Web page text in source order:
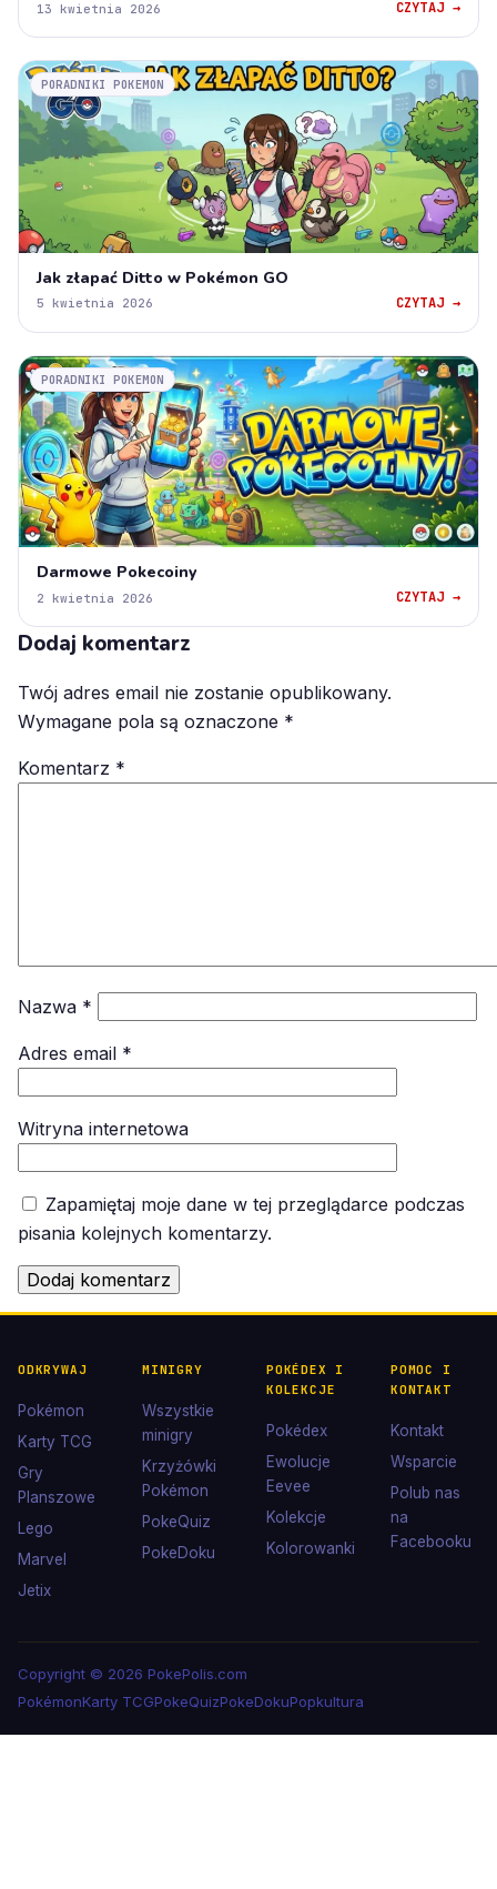
13 kwietnia 2026 CZYTAJ →
PORADNIKI POKEMON
Jak złapać Ditto w Pokémon GO
5 kwietnia 2026 CZYTAJ →
PORADNIKI POKEMON
Darmowe Pokecoiny
2 kwietnia 2026 CZYTAJ →
Dodaj komentarz
Twój adres email nie zostanie opublikowany.
Wymagane pola są oznaczone *
Komentarz *
Nazwa *
Adres email *
Witryna internetowa
Zapamiętaj moje dane w tej przeglądarce podczas
pisania kolejnych komentarzy.
ODKRYWAJ
Pokémon
Karty TCG
Gry
Planszowe
Lego
Marvel
Jetix
MINIGRY
Wszystkie
minigry
Krzyżówki
Pokémon
PokeQuiz
PokeDoku
POKÉDEX I
KOLEKCJE
Pokédex
Ewolucje
Eevee
Kolekcje
Kolorowanki
POMOC I
KONTAKT
Kontakt
Wsparcie
Polub nas
na
Facebooku
Copyright © 2026 PokePolis.com
PokémonKarty TCGPokeQuizPokeDokuPopkultura